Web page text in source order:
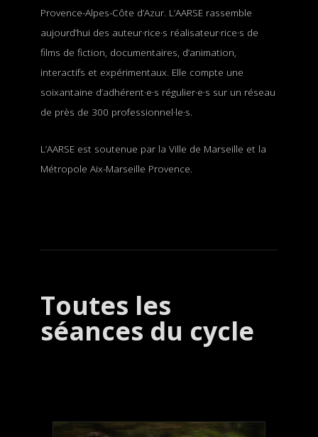
Provence-Alpes-Côte d’Azur. L’AARSE rassemble
aujourd’hui des auteur·rice·s réalisateur·rice·s de
films de fiction, documentaires, d’animation,
interactifs et expérimentaux. Elle compte une
soixantaine d’adhérent·e·s régulier·e·s sur un réseau
de près de 300 professionnel·le·s.
L’AARSE est soutenue par la Ville de Marseille et la
Métropole Aix-Marseille Provence.
Toutes les
séances du cycle